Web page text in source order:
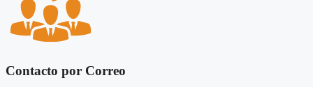
Contacto por Correo